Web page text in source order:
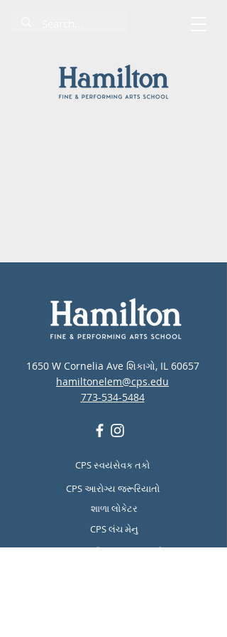
1650 W Cornelia Ave શિકાગો, IL 60657
hamiltonelem@cps.edu
773-534-5484
CPS સ્વયંસેવક તકો
CPS આરોગ્ય જરૂરિયાતો
શાળા લોકેટર
CPS લંચ મેનુ
CPS માનસિક સ્વાસ્થ્ય અને